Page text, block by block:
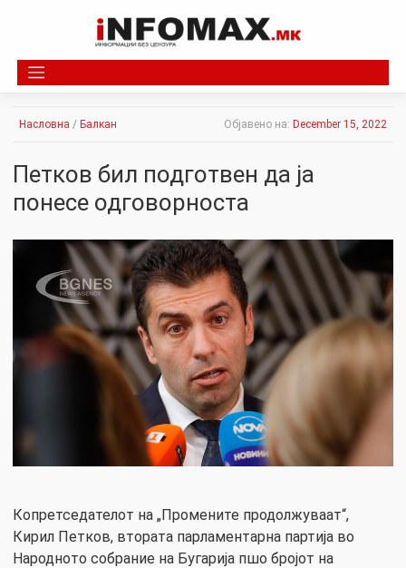
Насловна / Балкан Објавено на: December 15, 2022
Петков бил подготвен дa ја
понесе одговорноста
Копретседателот на „Промените продолжуваат“,
Кирил Петков, втората парламентарна партија во
Народното собрание на Бугарија пшо бројот на